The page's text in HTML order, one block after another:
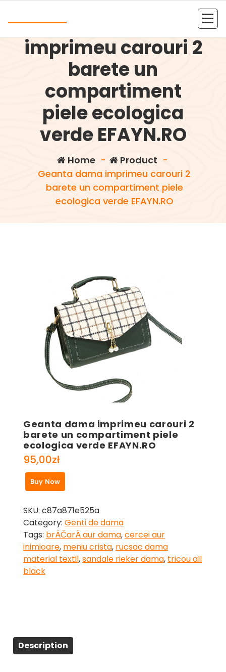
Geanta dama
imprimeu carouri 2
barete un
compartiment
piele ecologica
verde EFAYN.RO
Home- Product -
Geanta dama imprimeu carouri 2
barete un compartiment piele
ecologica verde EFAYN.RO
Geanta dama imprimeu carouri 2
barete un compartiment piele
ecologica verde EFAYN.RO
95,00zł
Buy Now
SKU: c87a871e525a
Category: Genti de dama
Tags: brÄČarÄ aur dama,cercei aur
inimioare, meniu crista, rucsac dama
material textil,sandale rieker dama, tricou all
black
Description